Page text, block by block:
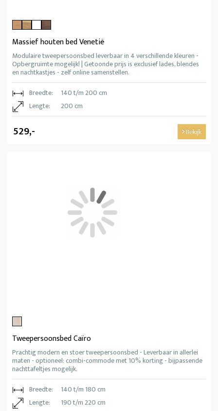
Massief houten bed Venetië
Modulaire tweepersoonsbed leverbaar in 4 verschillende kleuren -
Opbergruimte mogelijk! | Getoonde prijs is exclusief lades, blendes
en nachtkastjes - zelf online samenstellen.
Breedte:
140 t/m 200 cm
Lengte:
200 cm
529,- Bekijk
Tweepersoonsbed Caïro
Prachtig modern en stoer tweepersoonsbed - Leverbaar in allerlei
maten - optioneel: combi-commode met 10% korting - bijpassende
nachttafeltjes mogelijk.
Breedte:
140 t/m 180 cm
Lengte:
190 t/m 220 cm